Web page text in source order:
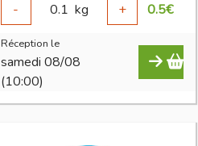
-
0.1 kg + 0.5€
Réception le
samedi 08/08
(10:00)